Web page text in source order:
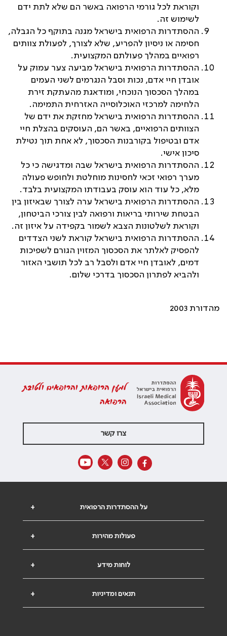
וקוראת לכל גורמי הרפואה באשר הם שלא לתת ידם
לשימוש זה.
ההסתדרות הרפואית בישראל מגנה בתוקף כל הגבלה,
חסימה או ניסיון להפריע, שלא לצורך, לפעולת צוותים
רפואיים במהלך פעולתם המקצועית.
ההסתדרות הרפואית בישראל מביעה צער עמוק על
אובדן חיי אדם, נכות וסבל הנגרמים לשני העמים
במהלך הסכסוך הנוכחי, ומודאגת מהעתקת זירת
הלחימה למרכזי האוכלוסייה האזרחית התמימה.
ההסתדרות הרפואית בישראל מחזקת את ידם של
הצוותים הרפואיים, באשר הם, העוסקים בהצלת חיי
אדם ובטיפול בקורבנות הסכסוך, לא אחת תוך נטילת
סיכון אישי.
ההסתדרות הרפואית בישראל שבה ומדגישה כי כל
מערך רפואי זכאי לחסינות מוחלטת ולחופש פעולה
מלא, כל עוד הוא עוסק בעבודתו המקצועית בלבד.
ההסתדרות הרפואית בישראל ערה לצורך שבאיזון בין
הבטחת שירותי בריאות ורפואה לבין צורכי הביטחון,
וקוראת לשלטונות הצבא לשמור בקפידה על איזון זה.
ההסתדרות הרפואית בישראל קוראת לשני הצדדים
להפסיק לאלתר את הסכסוך המזוין הגורם לשפיכות
דמים, לאובדן חיי אדם ולסבל רב לכל תושבי האזור
ולהביא לפתרון הסכסוך בדרכי שלום.
מהדורת 2003
למען הרופאות והרופאים ולטובת
הרפואה
צרו קשר
+ על ההסתדרות הרפואית
+ פעולות מהירות
+ לוחות מידע
+ תנאים ומדיניות